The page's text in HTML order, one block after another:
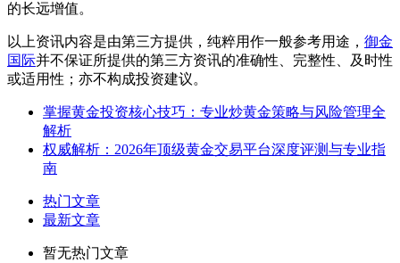
的长远增值。
以上资讯内容是由第三方提供，纯粹用作一般参考用途， 御金
国际并不保证所提供的第三方资讯的准确性、完整性、及时性
或适用性；亦不构成投资建议。
掌握黄金投资核心技巧：专业炒黄金策略与风险管理全
解析
权威解析：2026年顶级黄金交易平台深度评测与专业指
南
热门文章
最新文章
暂无热门文章